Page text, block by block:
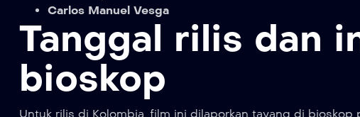
Carlos Manuel Vesga
Tanggal rilis dan
bioskop
Untuk rilis di Kolombia, film ini dilaporkan tayang di bioskop